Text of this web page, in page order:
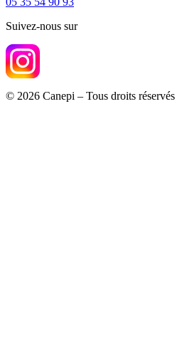
Suivez-nous sur
© 2026 Canepi – Tous droits réservés